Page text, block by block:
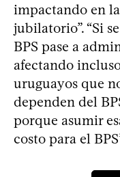
impactando en
jubilatorio”. “Si
BPS pase a
afectando
uruguayos que
dependen del
porque asumir
costo para el